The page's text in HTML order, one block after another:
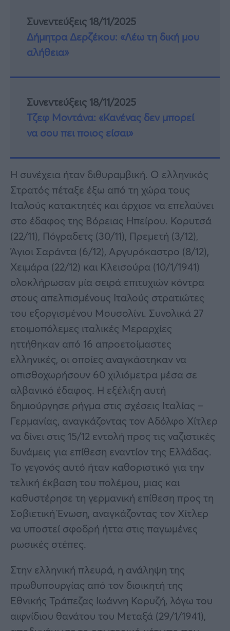
Συνεντεύξεις 18/11/2025
Δήμητρα Δερζέκου: «Λέω τη δική μου
αλήθεια»
Συνεντεύξεις 18/11/2025
Τζεφ Μοντάνα: «Κανένας δεν μπορεί
να σου πει ποιος είσαι»
Η συνέχεια ήταν διθυραμβική. Ο ελληνικός
Στρατός πέταξε έξω από τη χώρα τους
Ιταλούς κατακτητές και άρχισε να επελαύνει
στο έδαφος της Βόρειας Ηπείρου. Κορυτσά
(22/11), Πόγραδετς (30/11), Πρεμετή (3/12),
Άγιοι Σαράντα (6/12), Αργυρόκαστρο (8/12),
Χειμάρα (22/12) και Κλεισούρα (10/1/1941)
ολοκλήρωσαν μία σειρά επιτυχιών κόντρα
στους απελπισμένους Ιταλούς στρατιώτες
του εξοργισμένου Μουσολίνι. Συνολικά 27
ετοιμοπόλεμες ιταλικές Μεραρχίες
ηττήθηκαν από 16 απροετοίμαστες
ελληνικές, οι οποίες αναγκάστηκαν να
οπισθοχωρήσουν 60 χιλιόμετρα μέσα σε
αλβανικό έδαφος. Η εξέλιξη αυτή
δημιούργησε ρήγμα στις σχέσεις Ιταλίας –
Γερμανίας, αναγκάζοντας τον Αδόλφο Χίτλερ
να δίνει στις 15/12 εντολή προς τις ναζιστικές
δυνάμεις για επίθεση εναντίον της Ελλάδας.
Το γεγονός αυτό ήταν καθοριστικό για την
τελική έκβαση του πολέμου, μιας και
καθυστέρησε τη γερμανική επίθεση προς τη
Σοβιετική Ένωση, αναγκάζοντας τον Χίτλερ
να υποστεί σφοδρή ήττα στις παγωμένες
ρωσικές στέπες.
Στην ελληνική πλευρά, η ανάληψη της
πρωθυπουργίας από τον διοικητή της
Εθνικής Τράπεζας Ιωάννη Κορυζή, λόγω του
αιφνίδιου θανάτου του Μεταξά (29/1/1941),